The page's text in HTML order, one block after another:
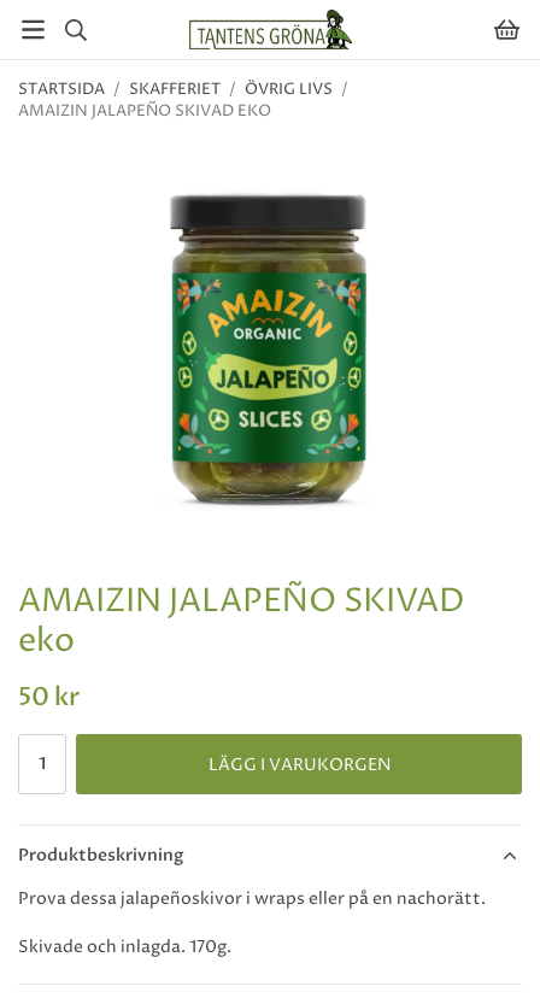
STARTSIDA / SKAFFERIET / ÖVRIG LIVS /
AMAIZIN JALAPEÑO SKIVAD EKO
AMAIZIN JALAPEÑO SKIVAD
eko
50 kr
LÄGG I VARUKORGEN
Produktbeskrivning
Prova dessa jalapeñoskivor i wraps eller på en nachorätt.
Skivade och inlagda. 170g.